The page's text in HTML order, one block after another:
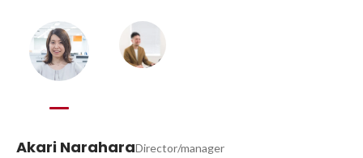
Akari NaraharaDirector/manager